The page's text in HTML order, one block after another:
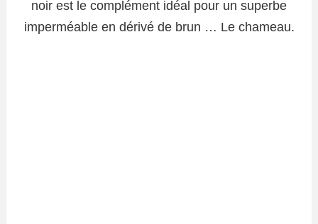
noir est le complément idéal pour un superbe
imperméable en dérivé de brun … Le chameau.